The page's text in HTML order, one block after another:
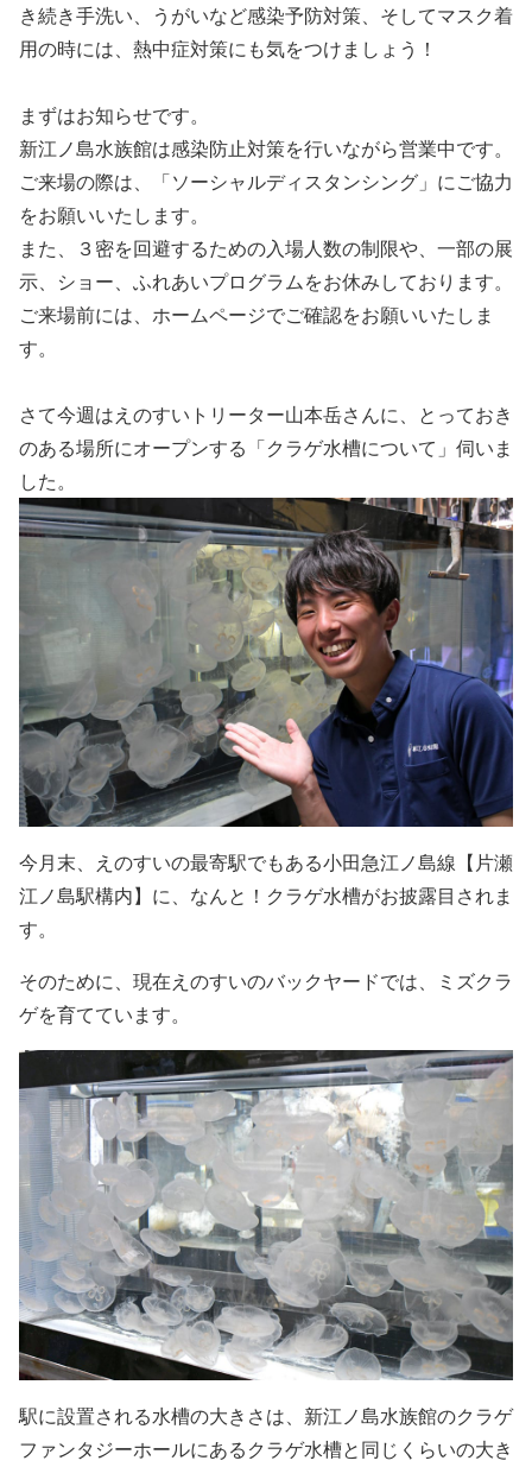
き続き手洗い、うがいなど感染予防対策、そしてマスク着
用の時には、熱中症対策にも気をつけましょう！
まずはお知らせです。
新江ノ島水族館は感染防止対策を行いながら営業中です。
ご来場の際は、「ソーシャルディスタンシング」にご協力
をお願いいたします。
また、３密を回避するための入場人数の制限や、一部の展
示、ショー、ふれあいプログラムをお休みしております。
ご来場前には、ホームページでご確認をお願いいたしま
す。
さて今週はえのすいトリーター山本岳さんに、とっておき
のある場所にオープンする「クラゲ水槽について」伺いま
した。
今月末、えのすいの最寄駅でもある小田急江ノ島線【片瀬
江ノ島駅構内】に、なんと！ クラゲ水槽がお披露目されま
す。
そのために、現在えのすいのバックヤードでは、ミズクラ
ゲを育てています。
駅に設置される水槽の大きさは、新江ノ島水族館のクラゲ
ファンタジーホールにあるクラゲ水槽と同じくらいの大き